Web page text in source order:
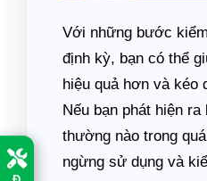
Với những bước
định kỳ, bạn có thể
hiệu quả hơn và kéo
Nếu bạn phát hiện
thường nào trong
ngừng sử dụng và